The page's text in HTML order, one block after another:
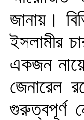
জানায়।
ইসলামীর
একজন
জেনারেল
গুরুত্বপূর্ণ